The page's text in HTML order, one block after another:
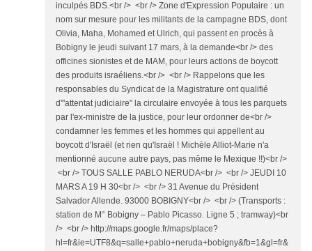
inculpés BDS.<br /> <br /> Zone d'Expression Populaire : un
nom sur mesure pour les militants de la campagne BDS, dont
Olivia, Maha, Mohamed et Ulrich, qui passent en procès à
Bobigny le jeudi suivant 17 mars, à la demande<br /> des
officines sionistes et de MAM, pour leurs actions de boycott
des produits israéliens.<br /> <br /> Rappelons que les
responsables du Syndicat de la Magistrature ont qualifié
d'"attentat judiciaire" la circulaire envoyée à tous les parquets
par l'ex-ministre de la justice, pour leur ordonner de<br />
condamner les femmes et les hommes qui appellent au
boycott d'Israël (et rien qu'Israël ! Michèle Alliot-Marie n'a
mentionné aucune autre pays, pas même le Mexique !!)<br />
<br /> TOUS SALLE PABLO NERUDA<br /> <br /> JEUDI 10
MARS A 19 H 30<br /> <br /> 31 Avenue du Président
Salvador Allende. 93000 BOBIGNY<br /> <br /> (Transports :
station de M° Bobigny – Pablo Picasso. Ligne 5 ; tramway)<br
/> <br /> http://maps.google.fr/maps/place?
hl=fr&ie=UTF8&q=salle+pablo+neruda+bobigny&fb=1&gl=fr&